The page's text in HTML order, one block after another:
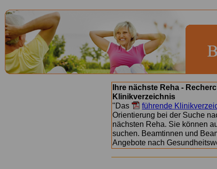
Ihre nächste Reha -
Klinikverzeichnis
"Das
führende
Orientierung bei der Suche
nächsten Reha. Sie können
suchen. Beamtinnen und
Angebote nach